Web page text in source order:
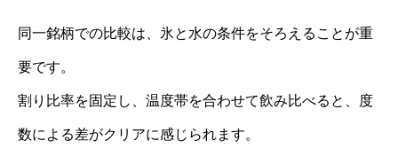
同一銘柄での比較は、氷と水の条件をそろえることが重
要です。
割り比率を固定し、温度帯を合わせて飲み比べると、度
数による差がクリアに感じられます。